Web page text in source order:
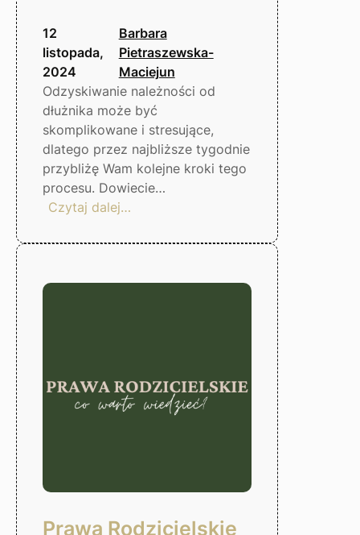
12
listopada,
2024
Barbara
Pietraszewska-
Maciejun
Odzyskiwanie należności od
dłużnika może być
skomplikowane i stresujące,
dlatego przez najbliższe tygodnie
przybliżę Wam kolejne kroki tego
procesu. Dowiecie…
Czytaj dalej…
odzyskać
nad
Prawa Rodzicielskie